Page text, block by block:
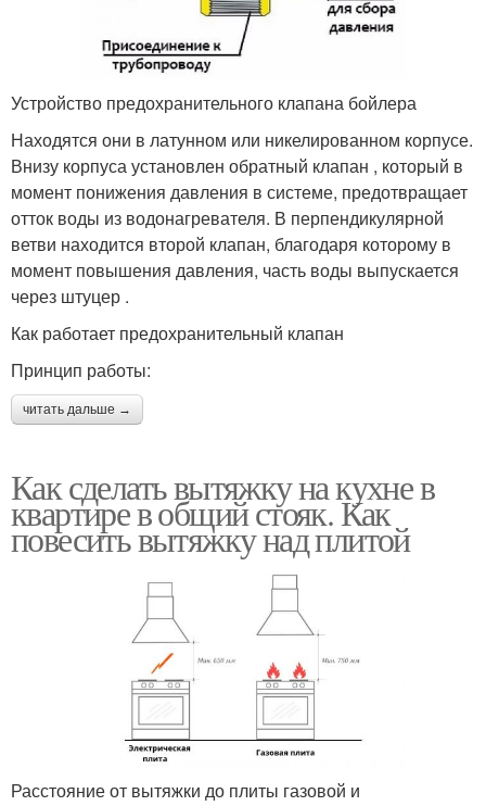
Устройство предохранительного клапана бойлера
Находятся они в латунном или никелированном корпусе.
Внизу корпуса установлен обратный клапан , который в
момент понижения давления в системе, предотвращает
отток воды из водонагревателя. В перпендикулярной
ветви находится второй клапан, благодаря которому в
момент повышения давления, часть воды выпускается
через штуцер .
Как работает предохранительный клапан
Принцип работы:
читать дальше →
Как сделать вытяжку на кухне в
квартире в общий стояк. Как
повесить вытяжку над плитой
Расстояние от вытяжки до плиты газовой и